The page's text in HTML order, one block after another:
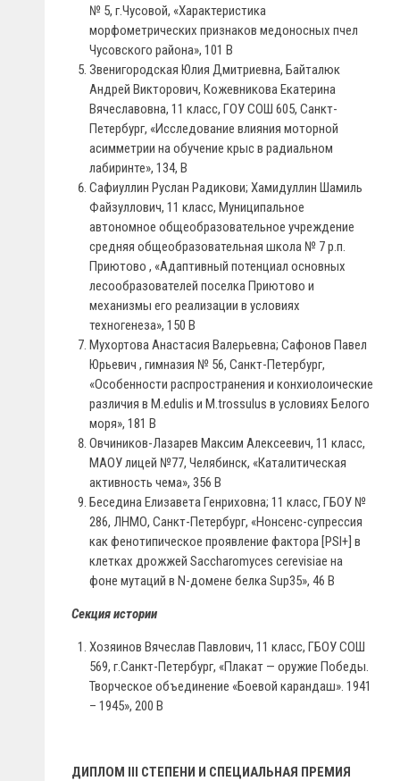
№ 5, г.Чусовой, «Характеристика
морфометрических признаков медоносных пчел
Чусовского района», 101 В
Звенигородская Юлия Дмитриевна, Байталюк
Андрей Викторович, Кожевникова Екатерина
Вячеславовна, 11 класс, ГОУ СОШ 605, Санкт-
Петербург, «Исследование влияния моторной
асимметрии на обучение крыс в радиальном
лабиринте», 134, В
Сафиуллин Руслан Радикови; Хамидуллин Шамиль
Файзуллович, 11 класс, Муниципальное
автономное общеобразовательное учреждение
средняя общеобразовательная школа № 7 р.п.
Приютово , «Адаптивный потенциал основных
лесообразователей поселка Приютово и
механизмы его реализации в условиях
техногенеза», 150 В
Мухортова Анастасия Валерьевна; Сафонов Павел
Юрьевич , гимназия № 56, Санкт-Петербург,
«Особенности распространения и конхиолоические
различия в M.edulis и M.trossulus в условиях Белого
моря», 181 В
Овчиников-Лазарев Максим Алексеевич, 11 класс,
МАОУ лицей №77, Челябинск, «Каталитическая
активность чема», 356 В
Беседина Елизавета Генриховна; 11 класс, ГБОУ №
286, ЛНМО, Санкт-Петербург, «Нонсенс-супрессия
как фенотипическое проявление фактора [PSI+] в
клетках дрожжей Saccharomyces cerevisiae на
фоне мутаций в N-домене белка Sup35», 46 В
Секция истории
Хозяинов Вячеслав Павлович, 11 класс, ГБОУ СОШ
569, г.Санкт-Петербург, «Плакат — оружие Победы.
Творческое объединение «Боевой карандаш». 1941
– 1945», 200 В
ДИПЛОМ III СТЕПЕНИ И СПЕЦИАЛЬНАЯ ПРЕМИЯ